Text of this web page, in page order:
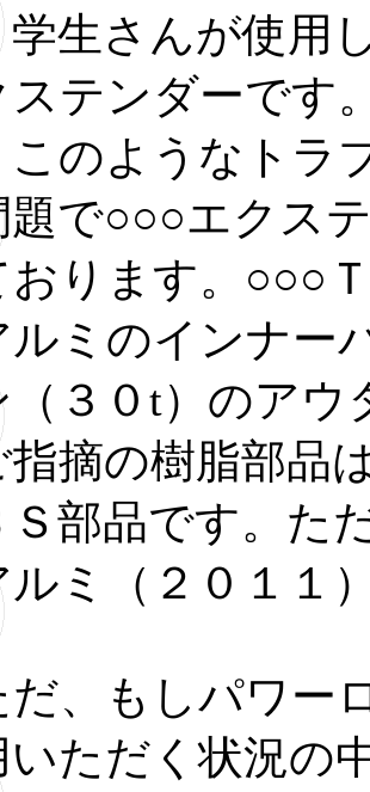
生さんが使用
ステンダーです
のようなトラ
題で○○○エクス
おります。○○○
ルミのインナー
（３０t）のアウ
指摘の樹脂部品
Ｓ部品です。た
ルミ（２０１１
だ、もしパワー
いただく状況の